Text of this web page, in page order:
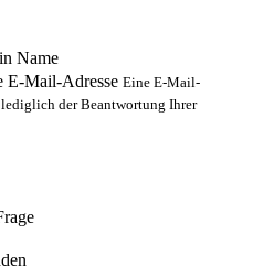
Name
E-Mail-Adresse Eine E-Mail-
der Beantwortung Ihrer